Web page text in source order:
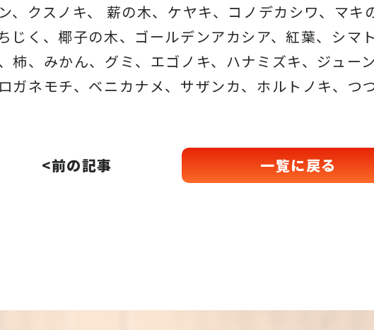
、クスノキ、 薪の木、ケヤキ、コノデカシワ、マ
じく、椰子の木、ゴールデンアカシア、紅葉、シマ
柿、みかん、グミ、エゴノキ、ハナミズキ、ジュー
ガネモチ、ベニカナメ、サザンカ、ホルトノキ、つ
<前の記事 一覧に戻る